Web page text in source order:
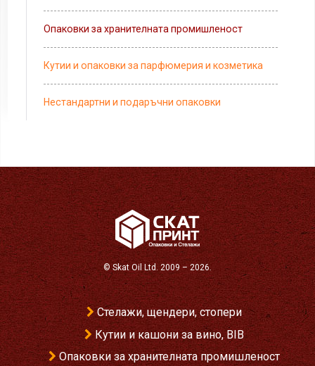
Опаковки за хранителната промишленост
Кутии и опаковки за парфюмерия и козметика
Нестандартни и подаръчни опаковки
©Skat Oil Ltd . 2009 – 2026.
Стелажи, щендери, стопери
Кутии и кашони за вино, BIB
Опаковки за хранителната промишленост